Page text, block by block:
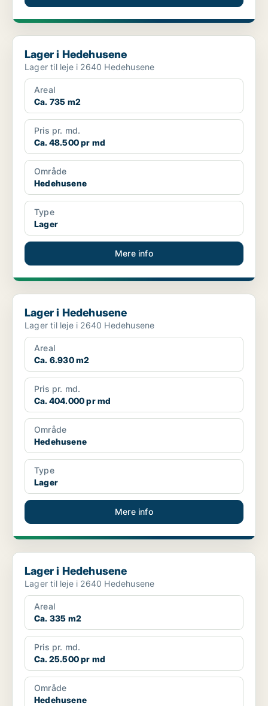
Lager i Hedehusene
Lager i Hedehusene
Lager til leje i 2640 Hedehusene
Areal
Ca. 735 m2
Pris pr. md.
Ca. 48.500 pr md
Område
Hedehusene
Type
Lager
Mere info
Lager i Hedehusene
Lager i Hedehusene
Lager til leje i 2640 Hedehusene
Areal
Ca. 6.930 m2
Pris pr. md.
Ca. 404.000 pr md
Område
Hedehusene
Type
Lager
Mere info
Lager i Hedehusene
Lager i Hedehusene
Lager til leje i 2640 Hedehusene
Areal
Ca. 335 m2
Pris pr. md.
Ca. 25.500 pr md
Område
Hedehusene